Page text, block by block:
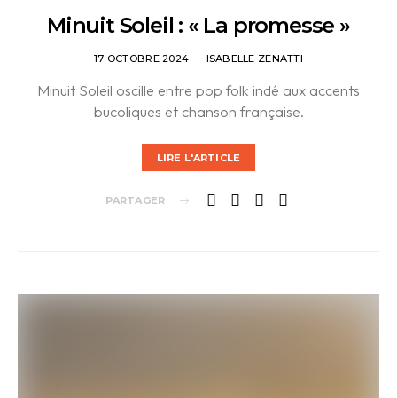
Minuit Soleil : « La promesse »
17 OCTOBRE 2024 ISABELLE ZENATTI
Minuit Soleil oscille entre pop folk indé aux accents
bucoliques et chanson française.
LIRE L'ARTICLE
PARTAGER